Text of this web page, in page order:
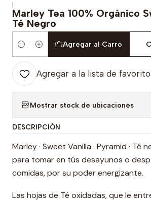
|
Marley Tea 100% Orgánico
Té Negro
Cantidad
Agregar al Carro
Agregar a la lista de
Mostrar stock de ubicaciones
DESCRIPCIÓN
Marley · Sweet Vanilla · Pyramid · Té
para tomar en tús desayunos o
comidas, por su poder energizante.
Las hojas de Té oxidadas, que le